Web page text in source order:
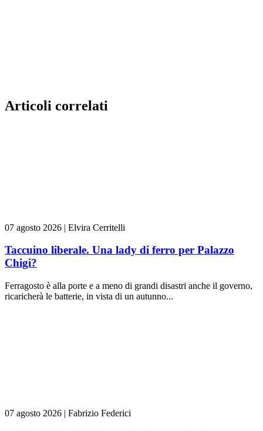
Articoli correlati
07 agosto 2026 | Elvira Cerritelli
Taccuino liberale. Una lady di ferro per Palazzo
Chigi?
Ferragosto è alla porte e a meno di grandi disastri anche il governo,
ricaricherà le batterie, in vista di un autunno...
07 agosto 2026 | Fabrizio Federici